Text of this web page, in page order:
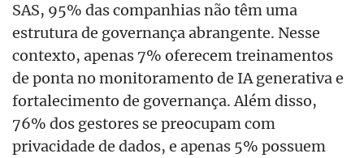
SAS, 95% das companhias não têm uma
estrutura de governança abrangente. Nesse
contexto, apenas 7% oferecem treinamentos
de ponta no monitoramento de IA generativa e
fortalecimento de governança. Além disso,
76% dos gestores se preocupam com
privacidade de dados, e apenas 5% possuem